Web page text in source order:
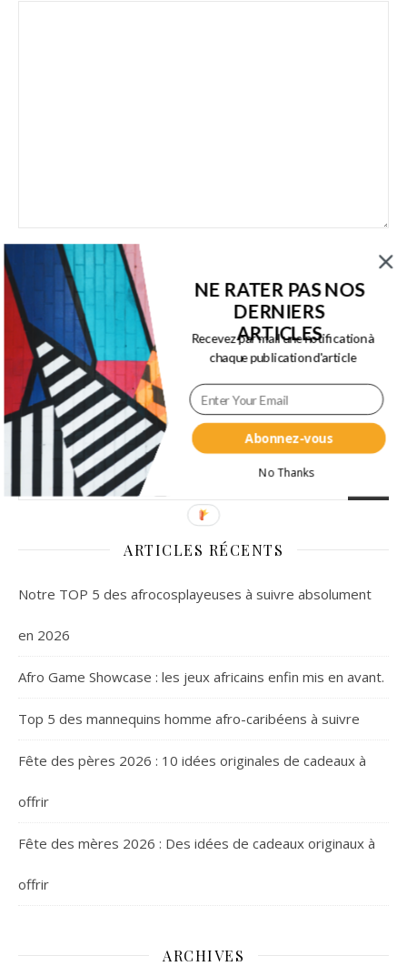
Ce site utilise Akismet pour réduire les indésirables.
savoir plus sur la façon dont les données de vos
commentaires sont traitées
RECHERCHER
ARTICLES RÉCENTS
Notre TOP 5 des afrocosplayeuses à suivre absolument
en 2026
Afro Game Showcase : les jeux africains enfin mis en avant.
Top 5 des mannequins homme afro-caribéens à suivre
Fête des pères 2026 : 10 idées originales de cadeaux à
offrir
Fête des mères 2026 : Des idées de cadeaux originaux à
offrir
ARCHIVES
Abonnez-vous
NE RATER PAS NOS
DERNIERS
ARTICLES
Recevez par mail une notification à
chaque publication d'article
No Thanks